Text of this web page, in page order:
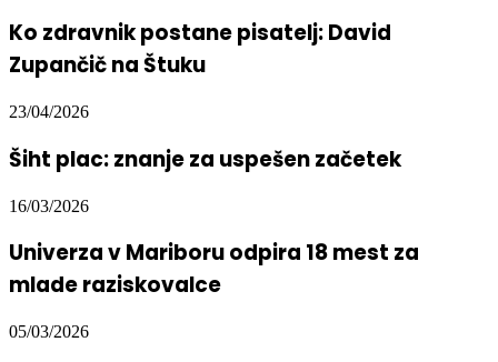
Ko zdravnik postane pisatelj: David
Zupančič na Štuku
23/04/2026
Šiht plac: znanje za uspešen začetek
16/03/2026
Univerza v Mariboru odpira 18 mest za
mlade raziskovalce
05/03/2026